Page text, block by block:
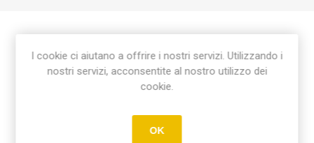
Etichetta del prodotto
placca matix 4 moduli
I cookie ci aiutano a offrire i nostri servizi. Utilizzando i
nostri servizi, acconsentite al nostro utilizzo dei
cookie.
OK